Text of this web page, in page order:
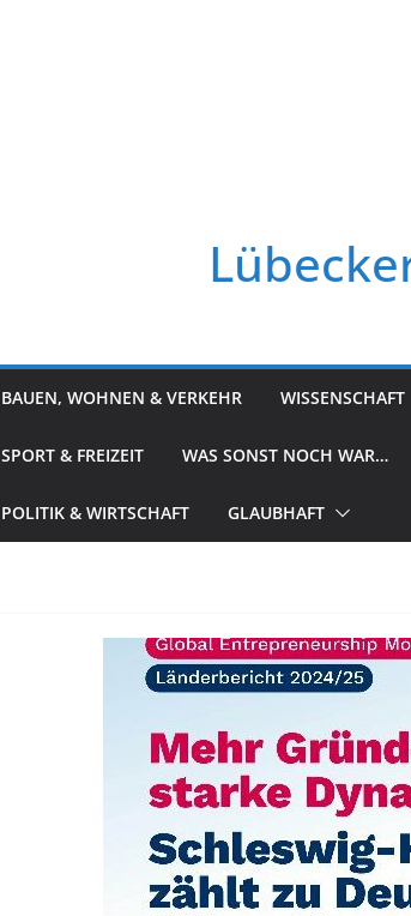
BAUEN, WOHNEN & VERKEHR WISSENSCHAFT
SPORT & FREIZEIT WAS SONST NOCH WAR…
POLITIK & WIRTSCHAFT GLAUBHAFT